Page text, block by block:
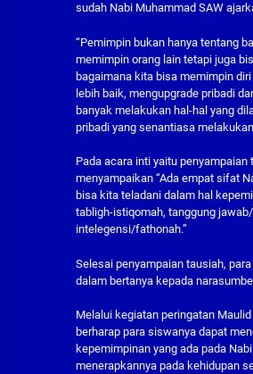
sudah Nabi Muhammad SAW
“Pemimpin bukan hanya tentang
memimpin orang lain tetapi juga
bagaimana kita bisa memimpin
lebih baik, mengupgrade pribadi
banyak melakukan hal-hal yang
pribadi yang senantiasa
Pada acara inti yaitu
menyampaikan “Ada empat sifat
bisa kita teladani dalam hal
tabligh-istiqomah, tanggung
intelegensi/fathonah.”
Selesai penyampaian tausiah,
dalam bertanya kepada
Melalui kegiatan peringatan
berharap para siswanya dapat
kepemimpinan yang ada pada
menerapkannya pada kehidupan